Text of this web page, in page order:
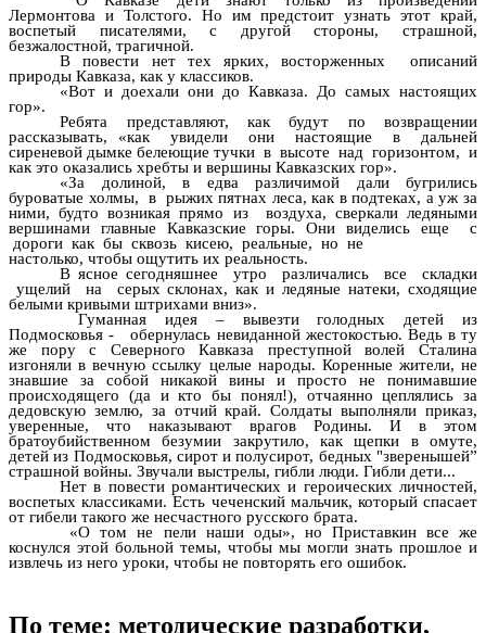
Лермонтова и Толстого. Но им предстоит узнать этот край,
воспетый писателями, с другой стороны, страшной,
безжалостной, трагичной.
В повести нет тех ярких, восторженных описаний
природы Кавказа, как у классиков.
«Вот и доехали они до Кавказа. До самых настоящих
гор».
Ребята представляют, как будут по возвращении
рассказывать, «как увидели они настоящие в дальней
сиреневой дымке белеющие тучки в высоте над горизонтом, и
как это оказались хребты и вершины Кавказских гор».
«За долиной, в едва различимой дали бугрились
буроватые холмы, в рыжих пятнах леса, как в подтеках, а уж за
ними, будто возникая прямо из воздуха, сверкали ледяными
вершинами главные Кавказские горы. Они виделись еще с
дороги как бы сквозь кисею, реальные, но не
настолько, чтобы ощутить их реальность.
В ясное сегодняшнее утро различались все складки
ущелий на серых склонах, как и ледяные натеки, сходящие
белыми кривыми штрихами вниз».
Гуманная идея – вывезти голодных детей из
Подмосковья - обернулась невиданной жестокостью. Ведь в ту
же пору с Северного Кавказа преступной волей Сталина
изгоняли в вечную ссылку целые народы. Коренные жители, не
знавшие за собой никакой вины и просто не понимавшие
происходящего (да и кто бы понял!), отчаянно цеплялись за
дедовскую землю, за отчий край. Солдаты выполняли приказ,
уверенные, что наказывают врагов Родины. И в этом
братоубийственном безумии закрутило, как щепки в омуте,
детей из Подмосковья, сирот и полусирот, бедных "зверенышей”
страшной войны. Звучали выстрелы, гибли люди. Гибли дети...
Нет в повести романтических и героических личностей,
воспетых классиками. Есть чеченский мальчик, который спасает
от гибели такого же несчастного русского брата.
«О том не пели наши оды», но Приставкин все же
коснулся этой больной темы, чтобы мы могли знать прошлое и
извлечь из него уроки, чтобы не повторять его ошибок.
По теме: методические разработки,